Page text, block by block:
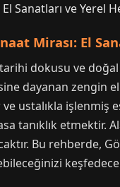
Mirası: El
dokusu ve
dayanan zengin
ustalıkla
tanıklık etmektir.
Bu rehberde,